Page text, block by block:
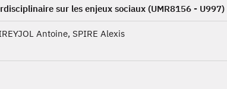
sur les enjeux sociaux (UMR8156 - U997)
Antoine, SPIRE Alexis